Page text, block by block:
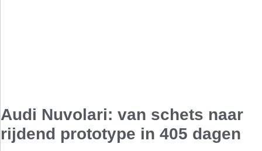
Audi Nuvolari: van schets naar
rijdend prototype in 405 dagen